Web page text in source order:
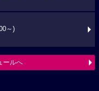
～)
ールへ